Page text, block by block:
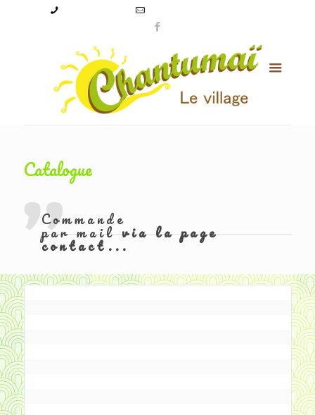
Catalogue
Commande
par mailvia la page
contact...